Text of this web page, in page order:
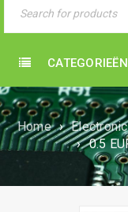
CATEGORIEËN
Home ›
› 0.5